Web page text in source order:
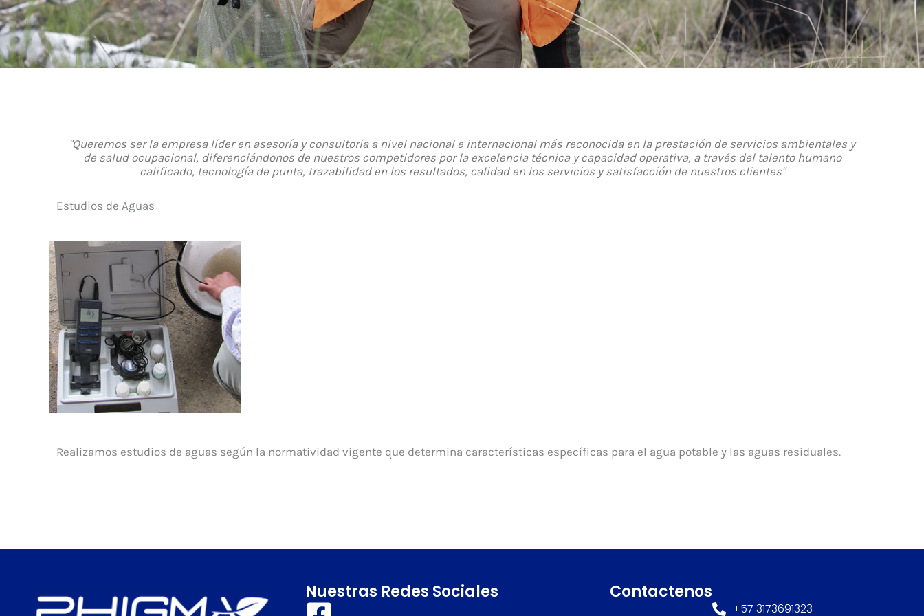
"Queremos ser la empresa líder en asesoría y consultoría a nivel nacional e internacional más reconocida en la prestación de servicios ambientales y
de salud ocupacional, diferenciándonos de nuestros competidores por la excelencia técnica y capacidad operativa, a través del talento humano
calificado, tecnología de punta, trazabilidad en los resultados, calidad en los servicios y satisfacción de nuestros clientes"
Estudios de Aguas
Realizamos estudios de aguas según la normatividad vigente que determina características específicas para el agua potable y las aguas residuales.
Nuestras Redes Sociales Contactenos
+57 3173691323